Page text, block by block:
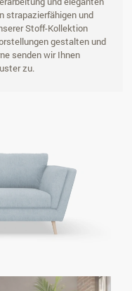
strapazierfähigen und
Stoff-Kollektion
gestalten und
senden wir Ihnen
zu.